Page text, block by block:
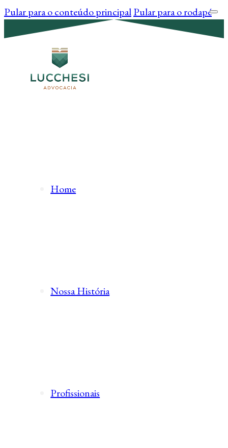
Pular para o conteúdo principalPular para o rodapé
Home
Nossa História
Profissionais